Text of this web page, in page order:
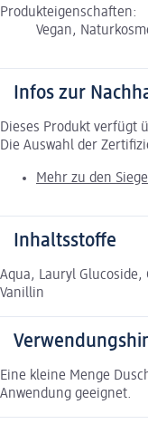
Produkteigenschaften:
Vegan,
Infos zur
Dieses Produkt verfügt
Die Auswahl der
Mehr zu den
Inhaltsstoffe
Aqua, Lauryl Glucoside,
Vanillin
Eine kleine Menge
Anwendung geeignet.